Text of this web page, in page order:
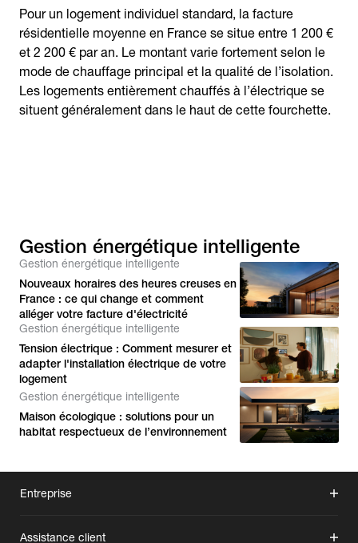
Pour un logement individuel standard, la facture
résidentielle moyenne en France se situe entre 1 200 €
et 2 200 € par an. Le montant varie fortement selon le
mode de chauffage principal et la qualité de l’isolation.
Les logements entièrement chauffés à l’électrique se
situent généralement dans le haut de cette fourchette.
Gestion énergétique intelligente
Gestion énergétique intelligente
Nouveaux horaires des heures creuses en
France : ce qui change et comment
alléger votre facture d'électricité
Gestion énergétique intelligente
Tension électrique : Comment mesurer et
adapter l'installation électrique de votre
logement
Gestion énergétique intelligente
Maison écologique : solutions pour un
habitat respectueux de l’environnement
Entreprise
Assistance client